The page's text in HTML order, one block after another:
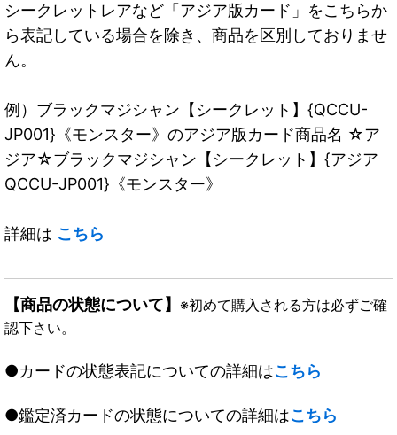
シークレットレアなど「アジア版カード」をこちらか
ら表記している場合を除き、商品を区別しておりませ
ん。
例）ブラックマジシャン【シークレット】{QCCU-
JP001}《モンスター》のアジア版カード商品名 ☆ア
ジア☆ブラックマジシャン【シークレット】{アジア
QCCU-JP001}《モンスター》
詳細は こちら
【商品の状態について】 ※初めて購入される方は必ずご確
認下さい。
●カードの状態表記についての詳細はこちら
●鑑定済カードの状態についての詳細はこちら